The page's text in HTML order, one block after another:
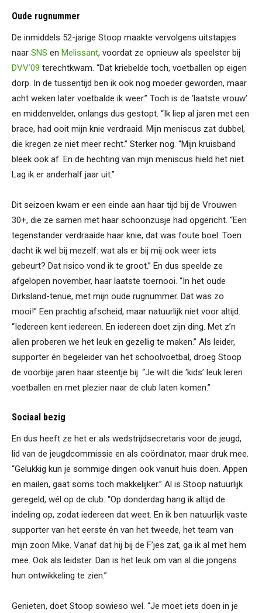
Oude rugnummer
De inmiddels 52-jarige Stoop maakte vervolgens uitstapjes
naar SNS en Melissant, voordat ze opnieuw als speelster bij
DVV’09 terechtkwam. “Dat kriebelde toch, voetballen op eigen
dorp. In de tussentijd ben ik ook nog moeder geworden, maar
acht weken later voetbalde ik weer.” Toch is de ‘laatste vrouw’
en middenvelder, onlangs dus gestopt. “Ik liep al jaren met een
brace, had ooit mijn knie verdraaid. Mijn meniscus zat dubbel,
die kregen ze niet meer recht.” Sterker nog. “Mijn kruisband
bleek ook af. En de hechting van mijn meniscus hield het niet.
Lag ik er anderhalf jaar uit.”
Dit seizoen kwam er een einde aan haar tijd bij de Vrouwen
30+, die ze samen met haar schoonzusje had opgericht. “Een
tegenstander verdraaide haar knie, dat was foute boel. Toen
dacht ik wel bij mezelf: wat als er bij mij ook weer iets
gebeurt? Dat risico vond ik te groot.” En dus speelde ze
afgelopen november, haar laatste toernooi. “In het oude
Dirksland-tenue, met mijn oude rugnummer. Dat was zo
mooi!” Een prachtig afscheid, maar natuurlijk niet voor altijd.
“Iedereen kent iedereen. En iedereen doet zijn ding. Met z’n
allen proberen we het leuk en gezellig te maken.” Als leider,
supporter én begeleider van het schoolvoetbal, droeg Stoop
de voorbije jaren haar steentje bij. “Je wilt die ‘kids’ leuk leren
voetballen en met plezier naar de club laten komen.”
Sociaal bezig
En dus heeft ze het er als wedstrijdsecretaris voor de jeugd,
lid van de jeugdcommissie en als coördinator, maar druk mee.
“Gelukkig kun je sommige dingen ook vanuit huis doen. Appen
en mailen, gaat soms toch makkelijker.” Al is Stoop natuurlijk
geregeld, wél op de club. “Op donderdag hang ik altijd de
indeling op, zodat iedereen dat weet. En ik ben natuurlijk vaste
supporter van het eerste én van het tweede, het team van
mijn zoon Mike. Vanaf dat hij bij de F’jes zat, ga ik al met hem
mee. Ook als leidster. Dan is het leuk om van al die jongens
hun ontwikkeling te zien.”
Genieten, doet Stoop sowieso wel. “Je moet iets doen in je